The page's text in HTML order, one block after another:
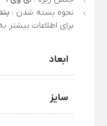
نحوه بسته شدن :
برای اطلاعات
ابعاد
سایز